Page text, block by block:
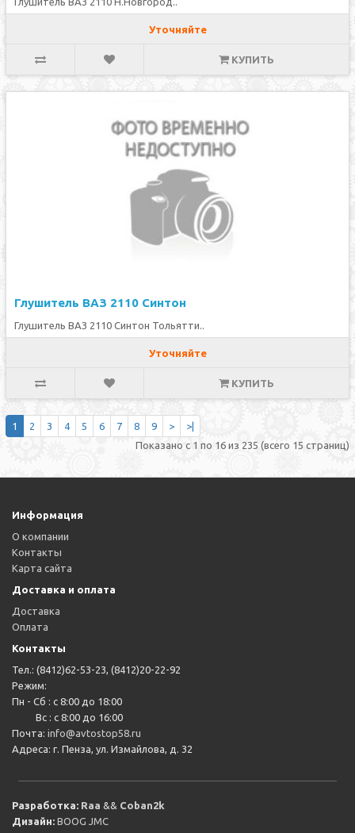
Уточняйте
КУПИТЬ
Глушитель ВАЗ 2110 Синтон
Глушитель ВАЗ 2110 Синтон Тольятти..
Уточняйте
КУПИТЬ
1 2 3 4 5 6 7 8 9 >
>|
Показано с 1 по 16 из 235 (всего 15 страниц)
Информация
О компании
Контакты
Карта сайта
Доставка и оплата
Доставка
Оплата
Контакты
Тел.: (8412)62-53-23, (8412)20-22-92
Режим:
Пн - Сб : с 8:00 до 18:00
Вс : с 8:00 до 16:00
Почта: info@avtostop58.ru
Адреса: г. Пенза, ул. Измайлова, д. 32
Разработка: Raa && Coban2k
Дизайн: BOOG JMC